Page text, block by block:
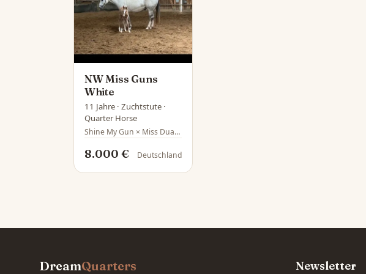
NW Miss Guns
White
11 Jahre · Zuchtstute ·
Quarter Horse
Shine My Gun × Miss Dual Springtime
8.000 € Deutschland
DreamQuarters Newsletter